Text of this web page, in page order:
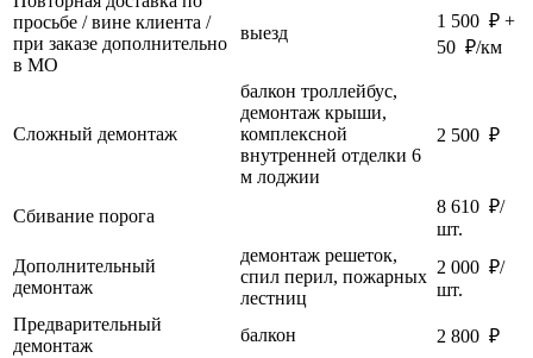
просьбе / вине клиента /
при заказе дополнительно
в МО
выезд
1 500 ₽ +
50 ₽/км
Сложный демонтаж
балкон троллейбус,
демонтаж крыши,
комплексной
внутренней отделки 6
м лоджии
2 500 ₽
Сбивание порога
8 610 ₽/
шт.
Дополнительный
демонтаж
демонтаж решеток,
спил перил, пожарных
лестниц
2 000 ₽/
шт.
Предварительный
демонтаж
балкон
2 800 ₽